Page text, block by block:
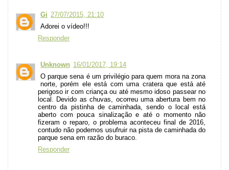
Gi 27/07/2015, 21:10
Adorei o vídeo!!!
Responder
Unknown 16/01/2017, 19:14
O parque sena é um privilégio para quem mora na zona
norte, porém ele está com uma cratera que está até
perigoso ir com criança ou até mesmo idoso passear no
local. Devido as chuvas, ocorreu uma abertura bem no
centro da pistinha de caminhada, sendo o local está
aberto com pouca sinalização e até o momento não
fizeram o reparo, o problema aconteceu final de 2016,
contudo não podemos usufruir na pista de caminhada do
parque sena em razão do buraco.
Responder